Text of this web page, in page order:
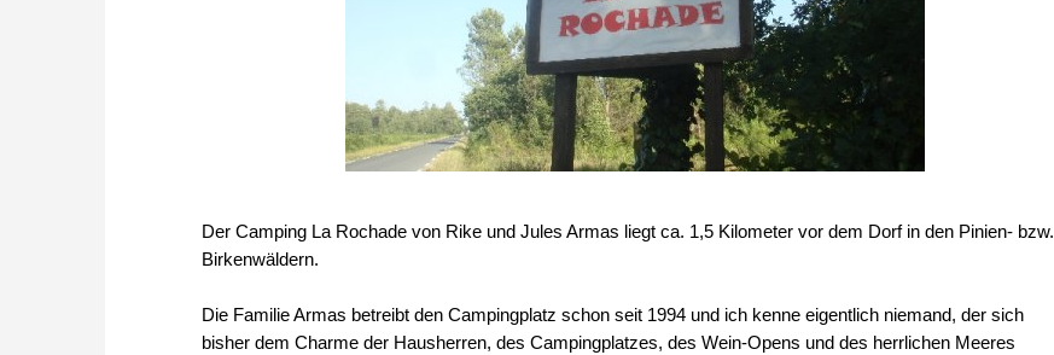
Der Camping La Rochade von Rike und Jules Armas liegt ca. 1,5 Kilometer vor dem Dorf in den Pinien- bzw.
Birkenwäldern.
Die Familie Armas betreibt den Campingplatz schon seit 1994 und ich kenne eigentlich niemand, der sich
bisher dem Charme der Hausherren, des Campingplatzes, des Wein-Opens und des herrlichen Meeres